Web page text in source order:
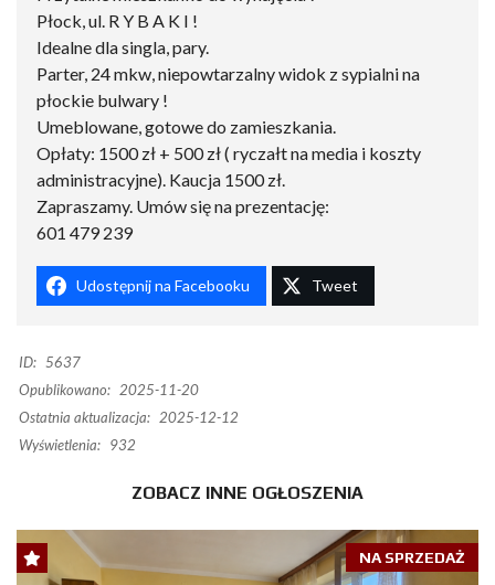
Płock, ul. R Y B A K I !
Idealne dla singla, pary.
Parter, 24 mkw, niepowtarzalny widok z sypialni na
płockie bulwary !
Umeblowane, gotowe do zamieszkania.
Opłaty: 1500 zł + 500 zł ( ryczałt na media i koszty
administracyjne). Kaucja 1500 zł.
Zapraszamy. Umów się na prezentację:
601 479 239
Udostępnij na Facebooku Tweet
ID: 5637
Opublikowano: 2025-11-20
Ostatnia aktualizacja: 2025-12-12
Wyświetlenia: 932
ZOBACZ INNE OGŁOSZENIA
NA SPRZEDAŻ